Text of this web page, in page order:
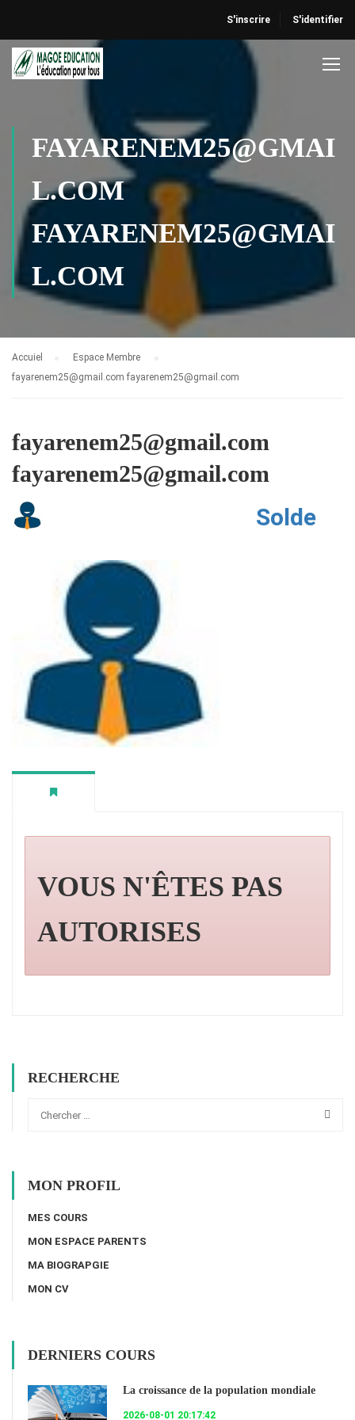
S'inscrire S'identifier
FAYARENEM25@GMAI
L.COM
FAYARENEM25@GMAI
L.COM
Accuiel
Espace Membre
fayarenem25@gmail.com fayarenem25@gmail.com
fayarenem25@gmail.com
fayarenem25@gmail.com
Solde
VOUS N'ÊTES PAS
AUTORISES
RECHERCHE
MON PROFIL
MES COURS
MON ESPACE PARENTS
MA BIOGRAPGIE
MON CV
DERNIERS COURS
La croissance de la population mondiale
2026-08-01 20:17:42